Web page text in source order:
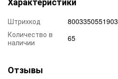
Штрихкод
8003350551903
Количество в
наличии
65
Отзывы